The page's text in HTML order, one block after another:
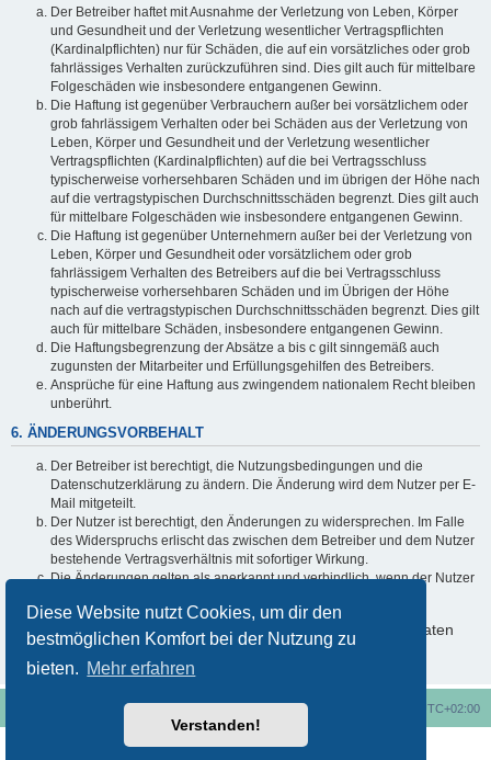
Diese Website nutzt Cookies, um dir den
bestmöglichen Komfort bei der Nutzung zu
bieten. Mehr erfahren
Verstanden!
Der Betreiber haftet mit Ausnahme der Verletzung von Leben, Körper
und Gesundheit und der Verletzung wesentlicher Vertragspflichten
(Kardinalpflichten) nur für Schäden, die auf ein vorsätzliches oder grob
fahrlässiges Verhalten zurückzuführen sind. Dies gilt auch für mittelbare
Folgeschäden wie insbesondere entgangenen Gewinn.
Die Haftung ist gegenüber Verbrauchern außer bei vorsätzlichem oder
grob fahrlässigem Verhalten oder bei Schäden aus der Verletzung von
Leben, Körper und Gesundheit und der Verletzung wesentlicher
Vertragspflichten (Kardinalpflichten) auf die bei Vertragsschluss
typischerweise vorhersehbaren Schäden und im übrigen der Höhe nach
auf die vertragstypischen Durchschnittsschäden begrenzt. Dies gilt auch
für mittelbare Folgeschäden wie insbesondere entgangenen Gewinn.
Die Haftung ist gegenüber Unternehmern außer bei der Verletzung von
Leben, Körper und Gesundheit oder vorsätzlichem oder grob
fahrlässigem Verhalten des Betreibers auf die bei Vertragsschluss
typischerweise vorhersehbaren Schäden und im Übrigen der Höhe
nach auf die vertragstypischen Durchschnittsschäden begrenzt. Dies gilt
auch für mittelbare Schäden, insbesondere entgangenen Gewinn.
Die Haftungsbegrenzung der Absätze a bis c gilt sinngemäß auch
zugunsten der Mitarbeiter und Erfüllungsgehilfen des Betreibers.
Ansprüche für eine Haftung aus zwingendem nationalem Recht bleiben
unberührt.
6. ÄNDERUNGSVORBEHALT
Der Betreiber ist berechtigt, die Nutzungsbedingungen und die
Datenschutzerklärung zu ändern. Die Änderung wird dem Nutzer per E-
Mail mitgeteilt.
Der Nutzer ist berechtigt, den Änderungen zu widersprechen. Im Falle
des Widerspruchs erlischt das zwischen dem Betreiber und dem Nutzer
bestehende Vertragsverhältnis mit sofortiger Wirkung.
Die Änderungen gelten als anerkannt und verbindlich, wenn der Nutzer
Informationen über den Umgang mit deinen persönlichen Daten
sind in der Datenschutzerklärung enthalten.
Foren-Übersicht UTC+02:00
Alle Cookies löschen
Nutzungsbedingungen
Datenschutzerklärung